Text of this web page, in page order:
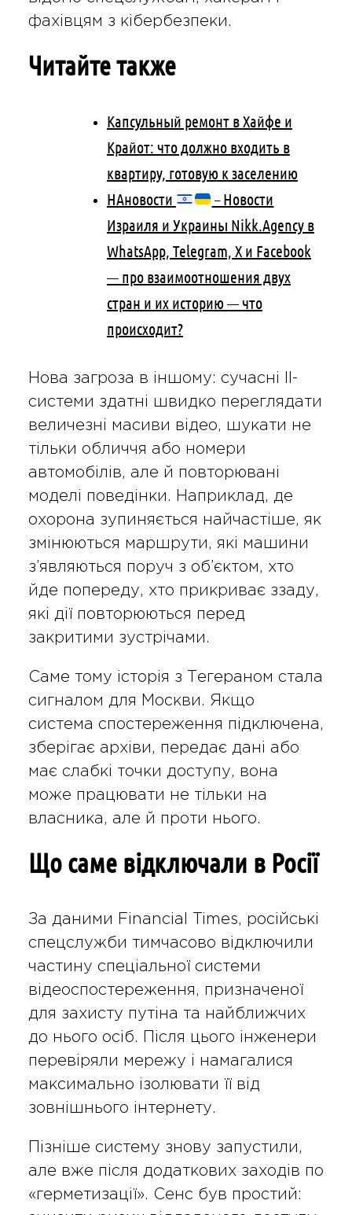
фахівцям з кібербезпеки.
Читайте также
Капсульный ремонт в Хайфе и
Крайот: что должно входить в
квартиру, готовую к заселению
НАновости
– Новости
Израиля и Украины Nikk.Agency в
WhatsApp, Telegram, X и Facebook
— про взаимоотношения двух
стран и их историю — что
происходит?
Нова загроза в іншому: сучасні ІІ-
системи здатні швидко переглядати
величезні масиви відео, шукати не
тільки обличчя або номери
автомобілів, але й повторювані
моделі поведінки. Наприклад, де
охорона зупиняється найчастіше, як
змінюються маршрути, які машини
з’являються поруч з об’єктом, хто
йде попереду, хто прикриває ззаду,
які дії повторюються перед
закритими зустрічами.
Саме тому історія з Тегераном стала
сигналом для Москви. Якщо
система спостереження підключена,
зберігає архіви, передає дані або
має слабкі точки доступу, вона
може працювати не тільки на
власника, але й проти нього.
Що саме відключали в Росії
За даними Financial Times, російські
спецслужби тимчасово відключили
частину спеціальної системи
відеоспостереження, призначеної
для захисту путіна та найближчих
до нього осіб. Після цього інженери
перевіряли мережу і намагалися
максимально ізолювати її від
зовнішнього інтернету.
Пізніше систему знову запустили,
але вже після додаткових заходів по
«герметизації». Сенс був простий: